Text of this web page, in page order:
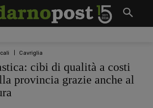
Cavriglia
cibi di qualità a costi
provincia grazie anche al